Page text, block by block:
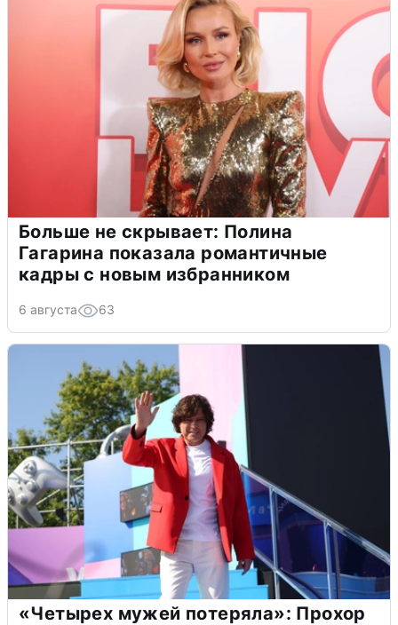
Больше не скрывает: Полина
Гагарина показала романтичные
кадры с новым избранником
6 августа 63
«Четырех мужей потеряла»: Прохор